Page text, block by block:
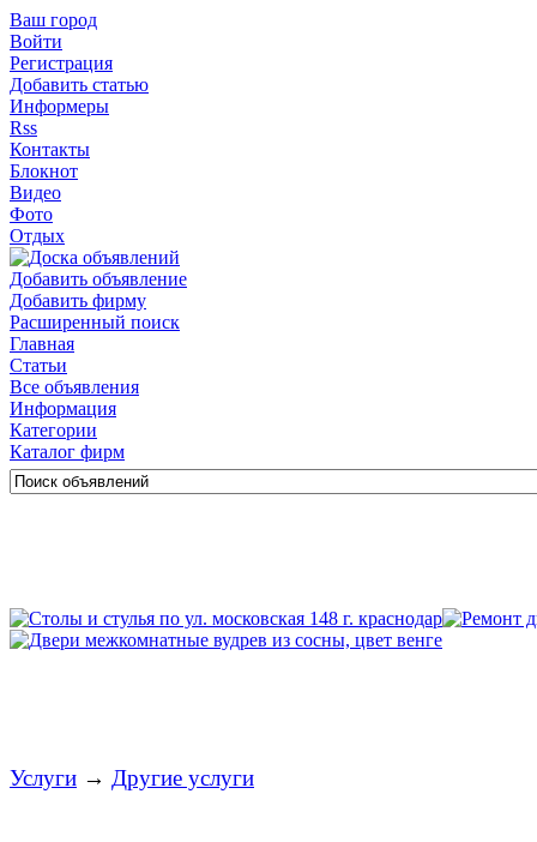
Ваш город
Войти
Регистрация
Добавить статью
Информеры
Rss
Контакты
Блокнот
Видео
Фото
Отдых
Добавить объявление
Добавить фирму
Расширенный поиск
Главная
Статьи
Все объявления
Информация
Категории
Каталог фирм
Услуги → Другие услуги